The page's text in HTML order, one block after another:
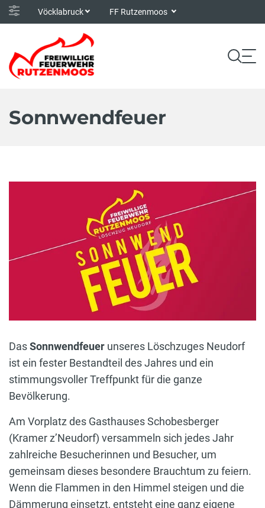
Vöcklabruck FF Rutzenmoos
Sonnwendfeuer
DasSonnwendfeuer unseres Löschzuges Neudorf
ist ein fester Bestandteil des Jahres und ein
stimmungsvoller Treffpunkt für die ganze
Bevölkerung.
Am Vorplatz des Gasthauses Schobesberger
(Kramer z’Neudorf) versammeln sich jedes Jahr
zahlreiche Besucherinnen und Besucher, um
gemeinsam dieses besondere Brauchtum zu feiern.
Wenn die Flammen in den Himmel steigen und die
Dämmerung einsetzt, entsteht eine ganz eigene